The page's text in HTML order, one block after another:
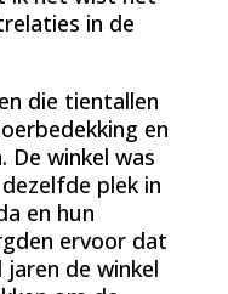
in de
die tientallen
en
De winkel was
plek in
en hun
ervoor dat
de winkel